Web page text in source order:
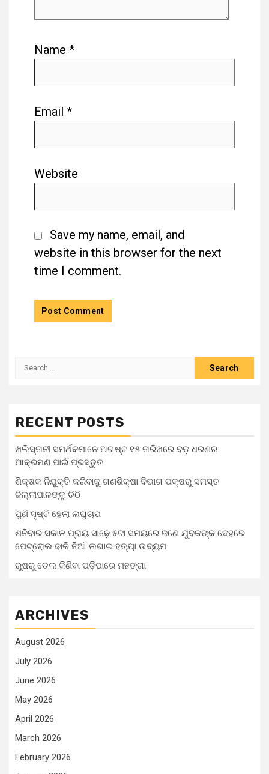
Name *
Email *
Website
Save my name, email, and
website in this browser for the next
time I comment.
Search
RECENT POSTS
ଖଲିସ୍ତାନୀ ସମର୍ଥକମାନେ ଅଗଷ୍ଟ ୧୫ ତାରିଖରେ ବଡ଼ ଧରଣର
ଆକ୍ରମଣ ପାଇଁ ପ୍ରସ୍ତୁତ
ଶିକ୍ଷକ ନିଯୁକ୍ତି କରିବାକୁ ଗଣଶିକ୍ଷା ବିଭାଗ ପକ୍ଷରୁ ସମସ୍ତ
ଜିଲ୍ଲାପାଳଙ୍କୁ ଚିଠି
ପୁଣି ସୃଷ୍ଟି ହେଲା ଲଘୁଚାପ
ଶନିବାର ସକାଳ ପ୍ରାୟ ସାଢ଼େ ୫ଟା ସମୟରେ ଜଣେ ଯୁବକଙ୍କ ଦେହରେ
ପେଟ୍ରୋଲ ଢାଳି ନିଆଁ ଲଗାଇ ହତ୍ୟା ଉଦ୍ୟମ
ରୁଷରୁ ତେଲ କିଣିବା ପଡ଼ିପାରେ ମହଙ୍ଗା
ARCHIVES
August 2026
July 2026
June 2026
May 2026
April 2026
March 2026
February 2026